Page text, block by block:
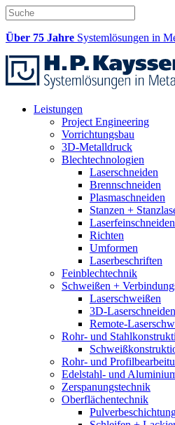
Über 75 Jahre Systemlösungen in
Leistungen
Project Engineering
Vorrichtungsbau
3D-Metalldruck
Blechtechnologien
Laserschneiden
Brennschneiden
Plasmaschneiden
Stanzen +
Richten
Umformen
Laserbeschriften
Feinblechtechnik
Schweißen +
Laserschweißen
3D-Laserschneiden
Remote-
Rohr- und
Rohr- und
Edelstahl- und
Zerspanungstechnik
Oberflächentechnik